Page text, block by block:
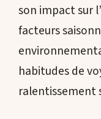
son impact sur
facteurs
habitudes de
ralentissement